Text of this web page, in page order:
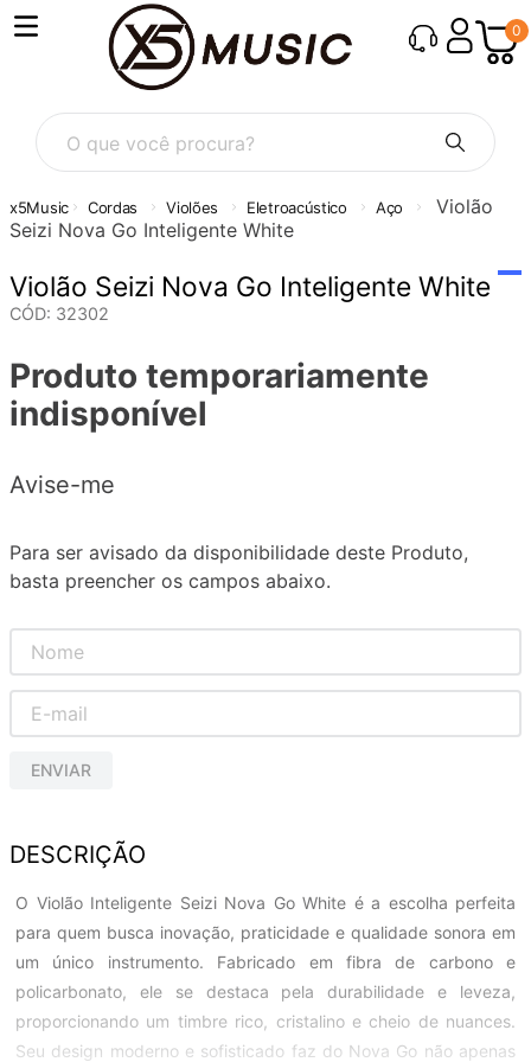
0
O que você procura?
Cordas Violões Eletroacústico Aço
Violão
Seizi Nova Go Inteligente White
Violão Seizi Nova Go Inteligente White
CÓD: 32302
Produto temporariamente
indisponível
Avise-me
Para ser avisado da disponibilidade deste Produto,
basta preencher os campos abaixo.
ENVIAR
DESCRIÇÃO
O Violão Inteligente Seizi Nova Go White é a escolha perfeita
para quem busca inovação, praticidade e qualidade sonora em
um único instrumento. Fabricado em fibra de carbono e
policarbonato, ele se destaca pela durabilidade e leveza,
proporcionando um timbre rico, cristalino e cheio de nuances.
Seu design moderno e sofisticado faz do Nova Go não apenas